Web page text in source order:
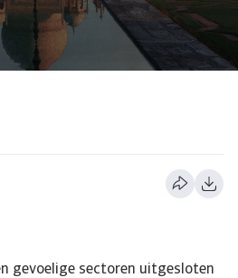
gevoelige sectoren uitgesloten